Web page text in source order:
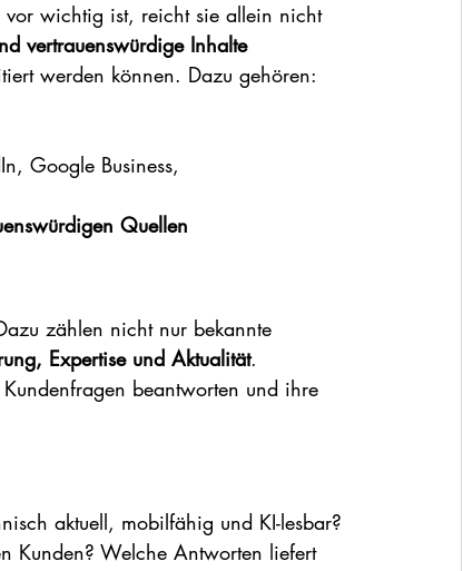
wichtig ist, reicht sie allein nicht
vertrauenswürdige Inhalte
werden können. Dazu gehören:
Google Business,
Quellen
zählen nicht nur bekannte
Expertise und Aktualität.
beantworten und ihre
aktuell, mobilfähig und KI-lesbar?
Kunden? Welche Antworten liefert